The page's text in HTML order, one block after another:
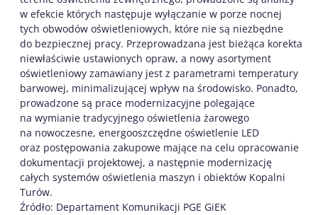
w efekcie których następuje wyłączanie w porze nocnej
tych obwodów oświetleniowych, które nie są niezbędne
do bezpiecznej pracy. Przeprowadzana jest bieżąca korekta
niewłaściwie ustawionych opraw, a nowy asortyment
oświetleniowy zamawiany jest z parametrami temperatury
barwowej, minimalizującej wpływ na środowisko. Ponadto,
prowadzone są prace modernizacyjne polegające
na wymianie tradycyjnego oświetlenia żarowego
na nowoczesne, energooszczędne oświetlenie LED
oraz postępowania zakupowe mające na celu opracowanie
dokumentacji projektowej, a następnie modernizację
całych systemów oświetlenia maszyn i obiektów Kopalni
Turów.
Źródło: Departament Komunikacji PGE GiEK